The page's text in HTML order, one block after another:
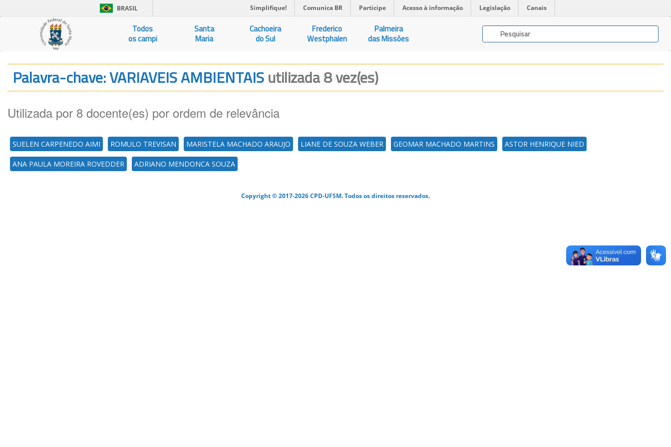
BRASIL Simplifique! Comunica BR Participe Acesso à informação Legislação Canais
Todos
os campi
Santa
Maria
Cachoeira
do Sul
Frederico
Westphalen
Palmeira
das Missões
Palavra-chave: VARIAVEIS AMBIENTAISutilizada 8 vez(es)
Utilizada por 8 docente(es) por ordem de relevância
SUELEN CARPENEDO AIMI ROMULO TREVISAN MARISTELA MACHADO ARAUJO LIANE DE SOUZA WEBER GEOMAR MACHADO MARTINS ASTOR HENRIQUE NIED
ANA PAULA MOREIRA ROVEDDER ADRIANO MENDONCA SOUZA
Copyright © 2017-2026 CPD-UFSM. Todos os direitos reservados.